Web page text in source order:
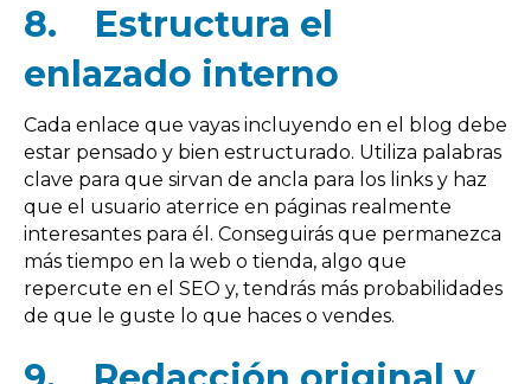
8. Estructura el
enlazado interno
Cada enlace que vayas incluyendo en el blog debe
estar pensado y bien estructurado. Utiliza palabras
clave para que sirvan de ancla para los links y haz
que el usuario aterrice en páginas realmente
interesantes para él. Conseguirás que permanezca
más tiempo en la web o tienda, algo que
repercute en el SEO y, tendrás más probabilidades
de que le guste lo que haces o vendes.